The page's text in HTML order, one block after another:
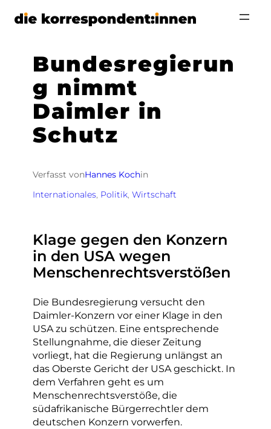
Zum
Bundesregierun
g nimmt
Daimler in
Schutz
Verfasst vonHannes Kochin
Internationales, Politik, Wirtschaft
Klage gegen den Konzern
in den USA wegen
Menschenrechtsverstößen
Die Bundesregierung versucht den
Daimler-Konzern vor einer Klage in den
USA zu schützen. Eine entsprechende
Stellungnahme, die dieser Zeitung
vorliegt, hat die Regierung unlängst an
das Oberste Gericht der USA geschickt. In
dem Verfahren geht es um
Menschenrechtsverstöße, die
südafrikanische Bürgerrechtler dem
deutschen Konzern vorwerfen.